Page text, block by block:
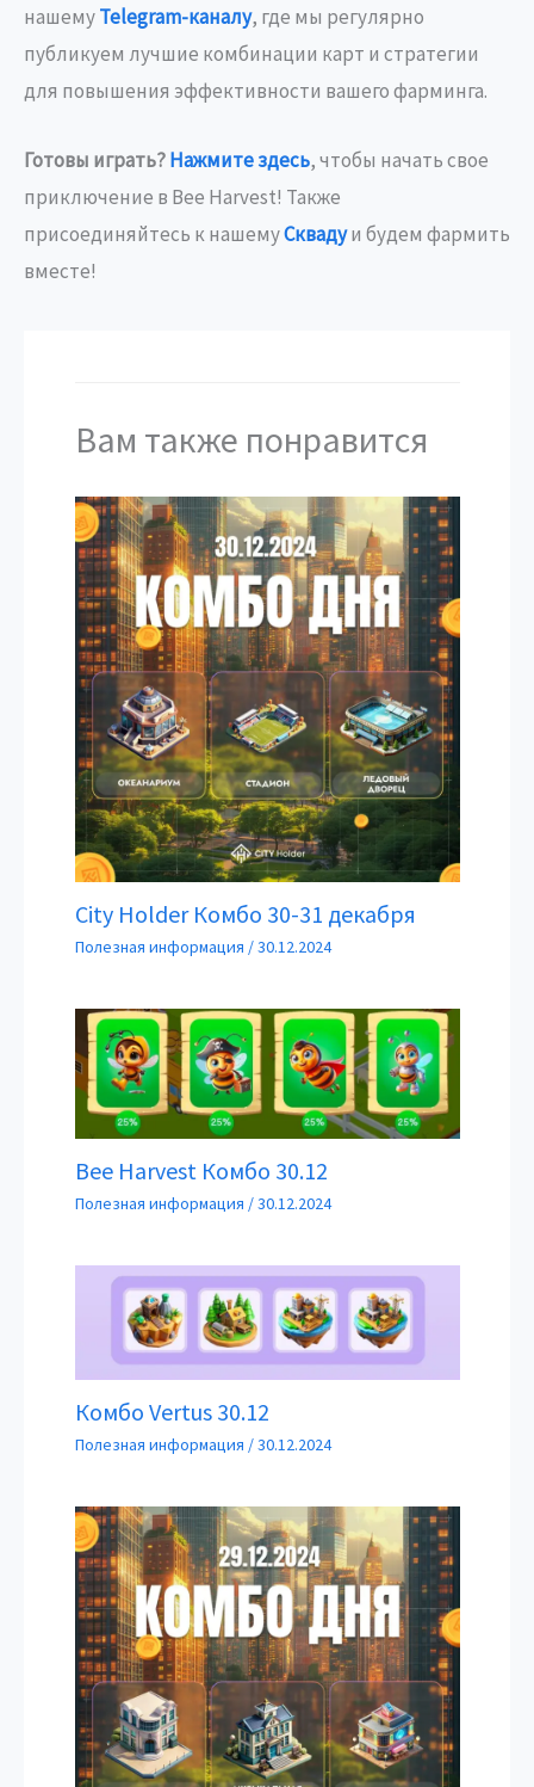
нашемуTelegram-каналу, где мы регулярно
публикуем лучшие комбинации карт и стратегии
для повышения эффективности вашего фарминга.
Готовы играть?Нажмите здесь, чтобы начать свое
приключение в Bee Harvest! Также
присоединяйтесь к нашемуСквадуи будем фармить
вместе!
Вам также понравится
City Holder Комбо 30-31 декабря
Полезная информация /30.12.2024
Bee Harvest Комбо 30.12
Полезная информация /30.12.2024
Комбо Vertus 30.12
Полезная информация /30.12.2024